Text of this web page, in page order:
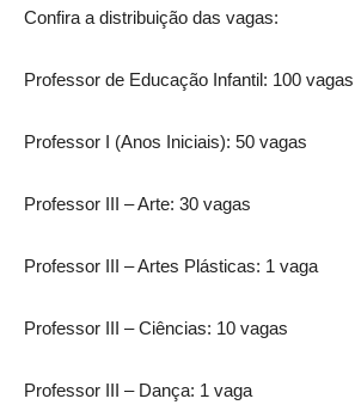
Confira a distribuição das vagas:
Professor de Educação Infantil: 100 vagas
Professor I (Anos Iniciais): 50 vagas
Professor III – Arte: 30 vagas
Professor III – Artes Plásticas: 1 vaga
Professor III – Ciências: 10 vagas
Professor III – Dança: 1 vaga